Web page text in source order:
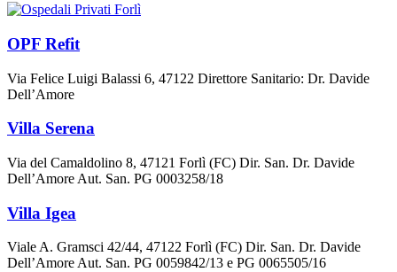
OPF Refit
Via Felice Luigi Balassi 6, 47122 Direttore Sanitario: Dr. Davide
Dell’Amore
Villa Serena
Via del Camaldolino 8, 47121 Forlì (FC) Dir. San. Dr. Davide
Dell’Amore Aut. San. PG 0003258/18
Villa Igea
Viale A. Gramsci 42/44, 47122 Forlì (FC) Dir. San. Dr. Davide
Dell’Amore Aut. San. PG 0059842/13 e PG 0065505/16